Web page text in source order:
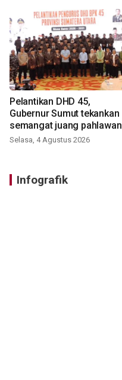
Pelantikan DHD 45,
Gubernur Sumut tekankan
semangat juang pahlawan
Selasa, 4 Agustus 2026
Infografik